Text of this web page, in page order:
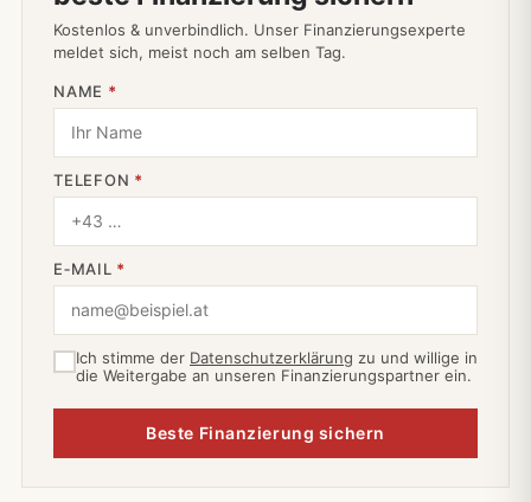
Kostenlos & unverbindlich. Unser Finanzierungsexperte
meldet sich, meist noch am selben Tag.
NAME *
TELEFON *
E‑MAIL *
Ich stimme der Datenschutzerklärung zu und willige in
die Weitergabe an unseren Finanzierungspartner ein.
Beste Finanzierung sichern